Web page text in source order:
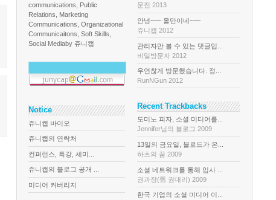
communications, Public
Relations, Marketing
Communications, Organizational
Communicaitons, Soft Skills,
Social Mediaby 쥬니캡
Notice
쥬니캡 바이오
쥬니캡의 연락처
컨퍼런스, 특강, 세미...
쥬니캡의 블로그 공개 ...
미디어 커버리지
문진 2013
안녕~~~ 올만이네~~~
쥬니캡 2012
관리자만 볼 수 있는 댓글입...
비밀방문자 2012
우연찮게 방문했습니다. 정...
RunNGun 2012
Recent Trackbacks
도미노 피자, 소셜 미디어를...
Jennifer님의 블로그 2009
13일의 금요일, 블로드가 온...
하츠의 꿈 2009
소셜 네트워크를 통해 입사 ...
권과장(舊 권대리) 2009
한국 기업의 소셜 미디어 이...